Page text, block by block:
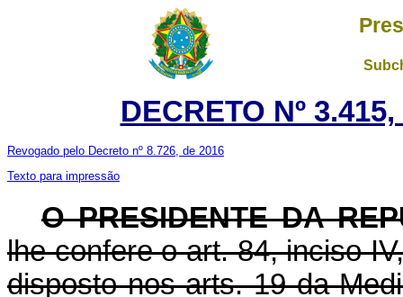
DECRETO Nº
Revogado pelo Decreto nº 8.726, de 2016
Texto para impressão
O PRESIDENTE DA
lhe confere o art. 84, inciso
disposto nos arts. 19 da